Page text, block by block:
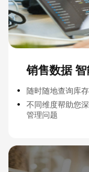
销售数据
随时随地查询库
不同维度帮助您
管理问题